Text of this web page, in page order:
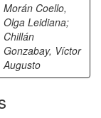
Morán Coello,
Olga Leidiana;
Chillán
Gonzabay, Víctor
Augusto